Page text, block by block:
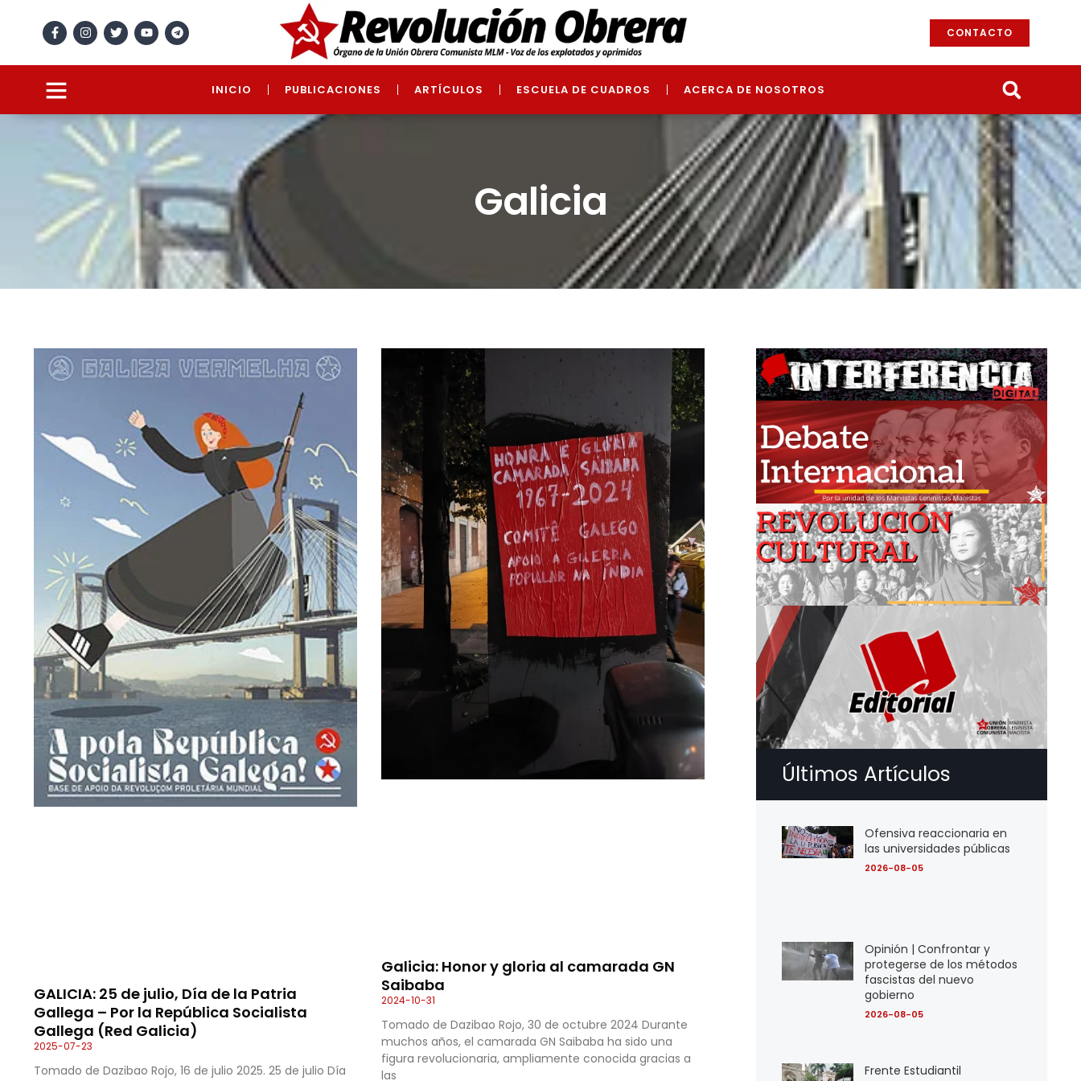
CONTACTO
INICIO PUBLICACIONES ARTÍCULOS ESCUELA DE CUADROS ACERCA DE NOSOTROS
Galicia
GALICIA: 25 de julio, Día de la Patria
Gallega – Por la República Socialista
Gallega (Red Galicia)
2025-07-23
Tomado de Dazibao Rojo, 16 de julio 2025. 25 de julio Día
Galicia: Honor y gloria al camarada GN
Saibaba
2024-10-31
Tomado de Dazibao Rojo, 30 de octubre 2024 Durante
muchos años, el camarada GN Saibaba ha sido una
figura revolucionaria, ampliamente conocida gracias a
las
Últimos Artículos
Ofensiva reaccionaria en
las universidades públicas
2026-08-05
Opinión | Confrontar y
protegerse de los métodos
fascistas del nuevo
gobierno
2026-08-05
Frente Estudiantil